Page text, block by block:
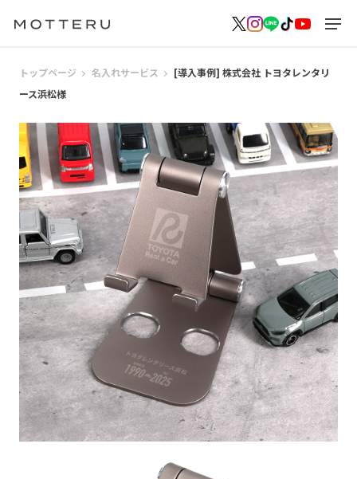
トップページ 名入れサービス
[導入事例] 株式会社 トヨタレンタリ
ース浜松様